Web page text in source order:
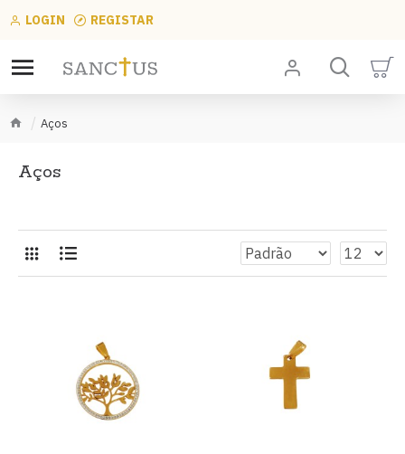
LOGIN REGISTAR
Aços
Aços